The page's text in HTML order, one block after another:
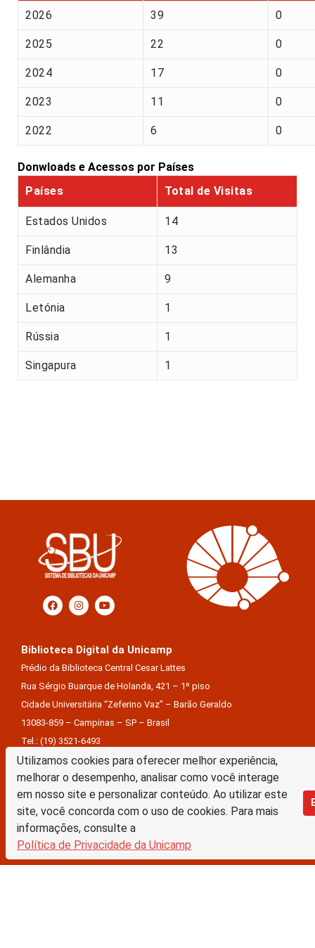
Utilizamos cookies para oferecer melhor experiência,
melhorar o desempenho, analisar como você interage
em nosso site e personalizar conteúdo. Ao utilizar este
site, você concorda com o uso de cookies. Para mais
informações, consulte a
Política de Privacidade da Unicamp
2026 39 0
2025 22 0
2024 17 0
2023 11 0
2022 6 0
Donwloads e Acessos por Países
Países
Total de Visitas
Estados Unidos 14
Finlândia 13
Alemanha 9
Letónia 1
Rússia 1
Singapura 1
Biblioteca Digital da Unicamp
Prédio da Biblioteca Central Cesar Lattes
Rua Sérgio Buarque de Holanda, 421 – 1º piso
Cidade Universitária “Zeferino Vaz” – Barão Geraldo
13083-859 – Campinas – SP – Brasil
Tel.: (19) 3521-6493
E-mail: sbubd@unicamp.br
Equipe de desenvolvimento da nova BD:
Keite Aparecida Duarte
Márcio Vinícius De Jesus Almeida
Saul Victor De Castro E Silva